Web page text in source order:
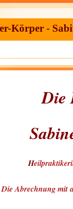
Körper -
Sabine
H
Die Abrechnung mit